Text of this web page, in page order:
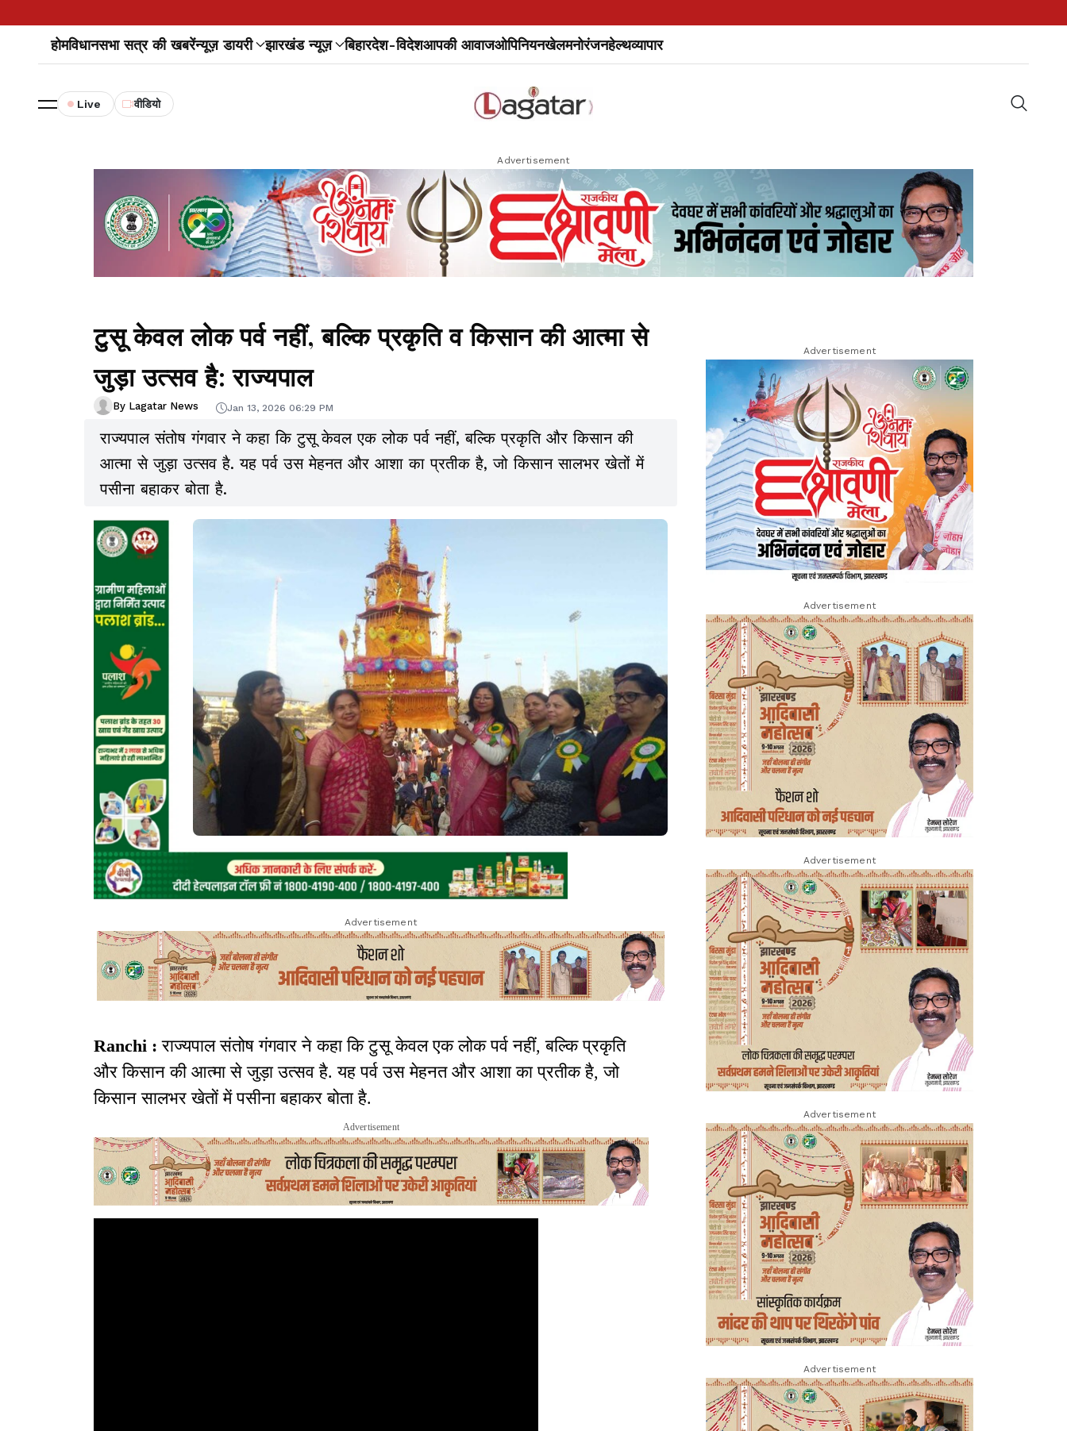
होमविधानसभा सत्र की खबरेंन्यूज़ डायरी झारखंड न्यूज़ बिहारदेश-विदेशआपकी आवाजओपिनियनखेलमनोरंजनहेल्थव्यापार
Live वीडियो
Advertisement
टुसू केवल लोक पर्व नहीं, बल्कि प्रकृति व किसान की आत्मा से
जुड़ा उत्सव है: राज्यपाल
By Lagatar News Jan 13, 2026 06:29 PM
राज्यपाल संतोष गंगवार ने कहा कि टुसू केवल एक लोक पर्व नहीं, बल्कि प्रकृति और किसान की
आत्मा से जुड़ा उत्सव है. यह पर्व उस मेहनत और आशा का प्रतीक है, जो किसान सालभर खेतों में
पसीना बहाकर बोता है.
Advertisement
Ranchi :राज्यपाल संतोष गंगवार ने कहा कि टुसू केवल एक लोक पर्व नहीं, बल्कि प्रकृति
और किसान की आत्मा से जुड़ा उत्सव है. यह पर्व उस मेहनत और आशा का प्रतीक है, जो
किसान सालभर खेतों में पसीना बहाकर बोता है.
Advertisement
Advertisement
Advertisement
Advertisement
Advertisement
Advertisement